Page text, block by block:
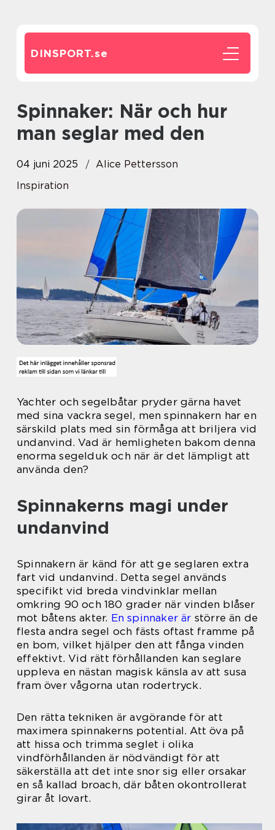
DINSPORT.se
Spinnaker: När och hur
man seglar med den
04 juni 2025
Alice Pettersson
Inspiration
Yachter och segelbåtar pryder gärna havet
med sina vackra segel, men spinnakern har en
särskild plats med sin förmåga att briljera vid
undanvind. Vad är hemligheten bakom denna
enorma segelduk och när är det lämpligt att
använda den?
Spinnakerns magi under
undanvind
Spinnakern är känd för att ge seglaren extra
fart vid undanvind. Detta segel används
specifikt vid breda vindvinklar mellan
omkring 90 och 180 grader när vinden blåser
mot båtens akter. En spinnaker är större än de
flesta andra segel och fästs oftast framme på
en bom, vilket hjälper den att fånga vinden
effektivt. Vid rätt förhållanden kan seglare
uppleva en nästan magisk känsla av att susa
fram över vågorna utan rodertryck.
Den rätta tekniken är avgörande för att
maximera spinnakerns potential. Att öva på
att hissa och trimma seglet i olika
vindförhållanden är nödvändigt för att
säkerställa att det inte snor sig eller orsakar
en så kallad broach, där båten okontrollerat
girar åt lovart.